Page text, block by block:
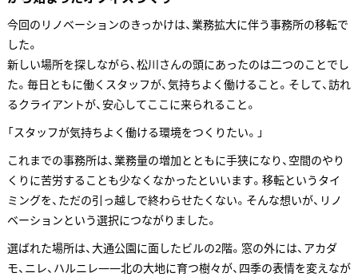
今回のリノベーションのきっかけは、業務拡大に伴う事務所の移転で
した。
新しい場所を探しながら、松川さんの頭にあったのは二つのことでし
た。毎日ともに働くスタッフが、気持ちよく働けること。そして、訪れ
るクライアントが、安心してここに来られること。
「スタッフが気持ちよく働ける環境をつくりたい。」
これまでの事務所は、業務量の増加とともに手狭になり、空間のやり
くりに苦労することも少なくなかったといいます。移転というタイ
ミングを、ただの引っ越しで終わらせたくない。そんな想いが、リノ
ベーションという選択につながりました。
選ばれた場所は、大通公園に面したビルの2階。窓の外には、アカダ
モ、ニレ、ハルニレ——北の大地に育つ樹々が、四季の表情を変えなが